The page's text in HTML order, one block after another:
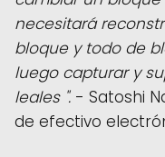
necesitará
bloque y todo de
luego capturar y
leales ". - Satoshi
de efectivo